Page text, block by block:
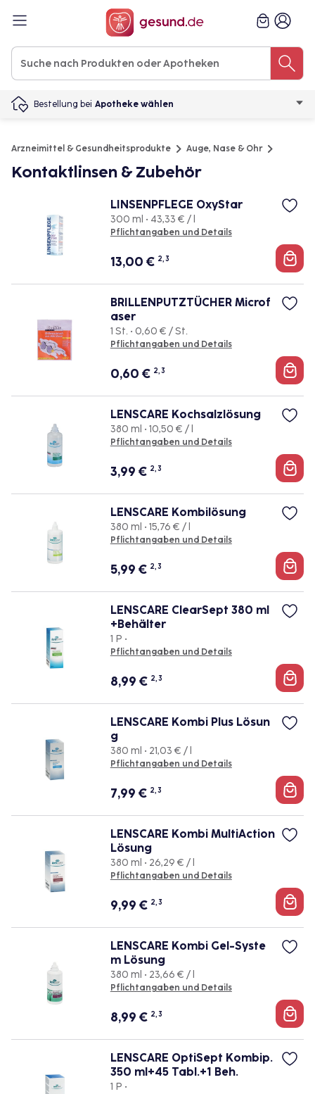
Bestellung bei Apotheke wählen
Arzneimittel & Gesundheitsprodukte Auge, Nase & Ohr
Kontaktlinsen & Zubehör
LINSENPFLEGE OxyStar
300 ml • 43,33 € / l
Pflichtangaben und Details
13,00 € 2, 3
BRILLENPUTZTÜCHER Microf
aser
1 St. • 0,60 € / St.
Pflichtangaben und Details
0,60 € 2, 3
LENSCARE Kochsalzlösung
380 ml • 10,50 € / l
Pflichtangaben und Details
3,99 € 2, 3
LENSCARE Kombilösung
380 ml • 15,76 € / l
Pflichtangaben und Details
5,99 € 2, 3
LENSCARE ClearSept 380 ml
+Behälter
1 P •
Pflichtangaben und Details
8,99 € 2, 3
LENSCARE Kombi Plus Lösun
g
380 ml • 21,03 € / l
Pflichtangaben und Details
7,99 € 2, 3
LENSCARE Kombi MultiAction
Lösung
380 ml • 26,29 € / l
Pflichtangaben und Details
9,99 € 2, 3
LENSCARE Kombi Gel-Syste
m Lösung
380 ml • 23,66 € / l
Pflichtangaben und Details
8,99 € 2, 3
LENSCARE OptiSept Kombip.
350 ml+45 Tabl.+1 Beh.
1 P •